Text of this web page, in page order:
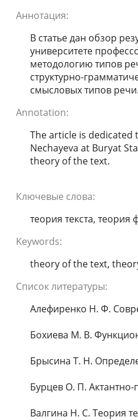
Аннотация:
В статье дан обзор
университете
методологию типов
структурно-
смысловых типов речи.
Annotation:
The article is dedicated
Nechayeva at Buryat
theory of the text.
Ключевые слова:
теория текста,
Keywords:
theory of the text,
Список литературы:
Алефиренко Н. Ф.
Бохиева М. В.
Брысина Т. Н.
Бурцев О. П.
Валгина Н. С. Теория